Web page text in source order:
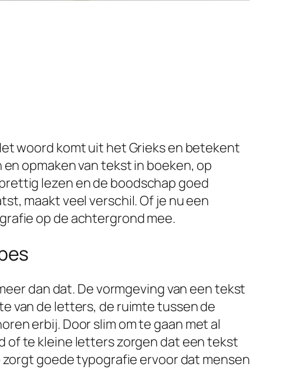
woord komt uit het Grieks en betekent
opmaken van tekst in boeken, op
lezen en de boodschap goed
maakt veel verschil. Of je nu een
op de achtergrond mee.
dan dat. De vormgeving van een tekst
van de letters, de ruimte tussen de
erbij. Door slim om te gaan met al
of te kleine letters zorgen dat een tekst
goede typografie ervoor dat mensen